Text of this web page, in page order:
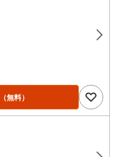
（無料）